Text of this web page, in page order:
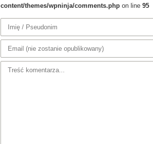
content/themes/wpninja/comments.php on line 95